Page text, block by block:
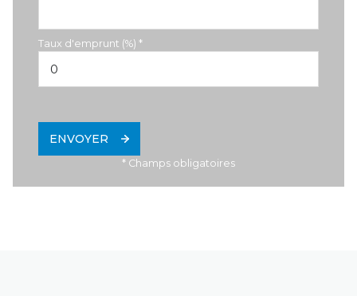
Taux d'emprunt (%) *
ENVOYER
* Champs obligatoires